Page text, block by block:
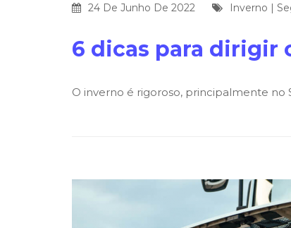
24 De Junho De 2022 Inverno |
6 dicas para dirigir
O inverno é rigoroso, principalmente no